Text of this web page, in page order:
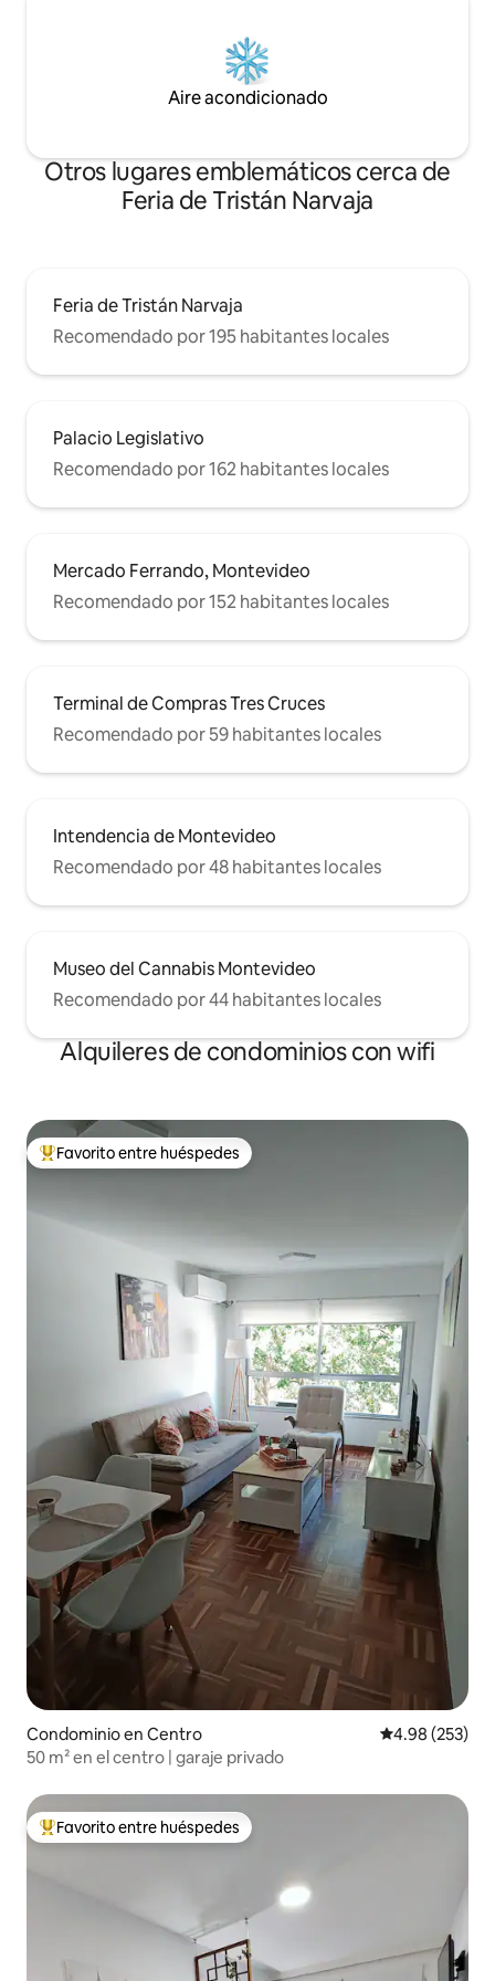
Aire acondicionado
Otros lugares emblemáticos cerca de
Feria de Tristán Narvaja
Feria de Tristán Narvaja
Recomendado por 195 habitantes locales
Palacio Legislativo
Recomendado por 162 habitantes locales
Mercado Ferrando, Montevideo
Recomendado por 152 habitantes locales
Terminal de Compras Tres Cruces
Recomendado por 59 habitantes locales
Intendencia de Montevideo
Recomendado por 48 habitantes locales
Museo del Cannabis Montevideo
Recomendado por 44 habitantes locales
Alquileres de condominios con wifi
De los mejores en Favorito entre huéspedes
Favorito entre huéspedes
Condominio en Centro Calificación
4.98 (253)
50 m² en el centro | garaje privado
De los mejores en Favorito entre huéspedes
Favorito entre huéspedes